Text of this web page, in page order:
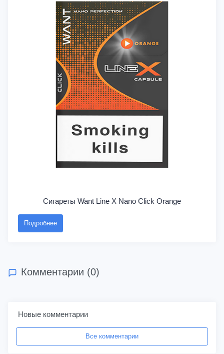
Сигареты Want Line X Nano Click Orange
Подробнее
Комментарии (0)
Новые комментарии
Все комментарии